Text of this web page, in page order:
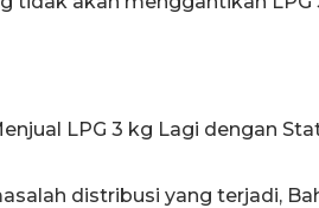
LPG 3 kg Lagi dengan
distribusi yang terjadi,